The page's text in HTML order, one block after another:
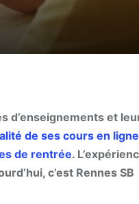
d’enseignements et
de ses cours en ligne
de rentrée.
c’est Rennes SB